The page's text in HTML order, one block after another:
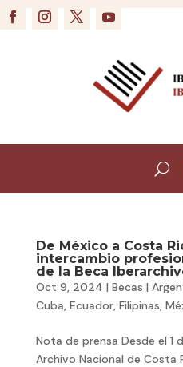
De México a Costa
intercambio
de la Beca
Oct 9, 2024 | Becas |
Cuba, Ecuador, Filipinas,
Nota de prensa Desde el
Archivo Nacional de Costa